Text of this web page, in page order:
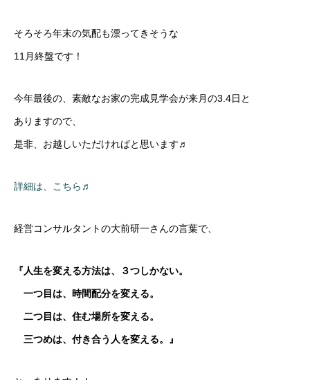
そろそろ年末の気配も漂ってきそうな
11月終盤です！
今年最後の、素敵なお家の完成見学会が来月の3.4日と
ありますので、
是非、お越しいただければと思います♬
詳細は、こちら♬
経営コンサルタントの大前研一さんの言葉で、
『人生を変える方法は、３つしかない。
一つ目は、時間配分を変える。
二つ目は、住む場所を変える。
三つめは、付き合う人を変える。』